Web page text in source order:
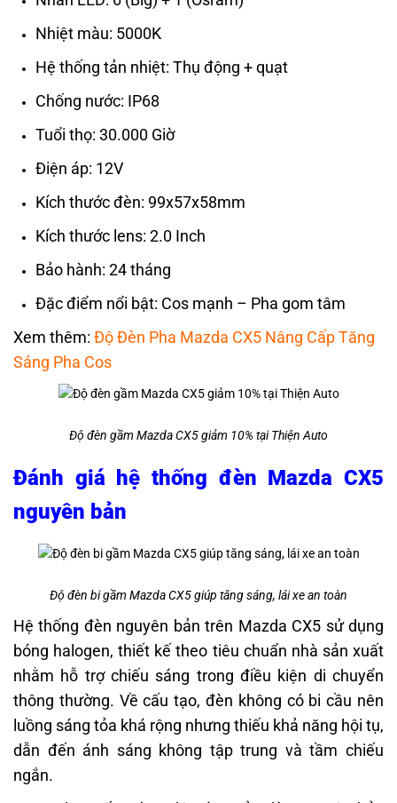
Nhiệt màu: 5000K
Hệ thống tản nhiệt: Thụ động + quạt
Chống nước: IP68
Tuổi thọ: 30.000 Giờ
Điện áp: 12V
Kích thước đèn: 99x57x58mm
Kích thước lens: 2.0 Inch
Bảo hành: 24 tháng
Đặc điểm nổi bật: Cos mạnh – Pha gom tâm
Xem thêm: Độ Đèn Pha Mazda CX5 Nâng Cấp Tăng
Sáng Pha Cos
Độ đèn gầm Mazda CX5 giảm 10% tại Thiện Auto
Đánh giá hệ thống đèn Mazda CX5
nguyên bản
Độ đèn bi gầm Mazda CX5 giúp tăng sáng, lái xe an toàn
Hệ thống đèn nguyên bản trên Mazda CX5 sử dụng
bóng halogen, thiết kế theo tiêu chuẩn nhà sản xuất
nhằm hỗ trợ chiếu sáng trong điều kiện di chuyển
thông thường. Về cấu tạo, đèn không có bi cầu nên
luồng sáng tỏa khá rộng nhưng thiếu khả năng hội tụ,
dẫn đến ánh sáng không tập trung và tầm chiếu
ngắn.